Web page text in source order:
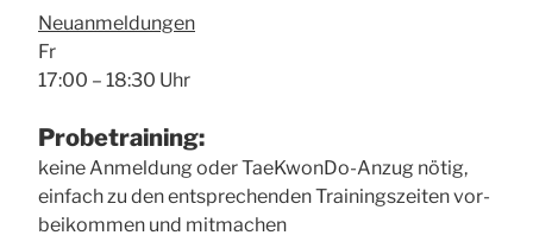
Neu­an­mel­dun­gen
Fr
17:00 – 18:30 Uhr
Pro­be­trai­ning:
kei­ne Anmel­dung oder Tae­Kwon­Do-Anzug nötig,
ein­fach zu den ent­spre­chen­den Trai­nings­zei­ten vor­
bei­kom­men und mit­ma­chen